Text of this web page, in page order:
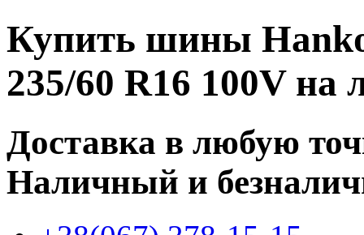
Купить шины
235/60 R16 100Vна
Доставка в любую
Наличный и